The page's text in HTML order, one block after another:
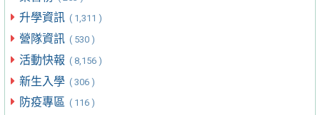
升學資訊 ( 1,311 )
營隊資訊 ( 530 )
活動快報 ( 8,156 )
新生入學 ( 306 )
防疫專區 ( 116 )